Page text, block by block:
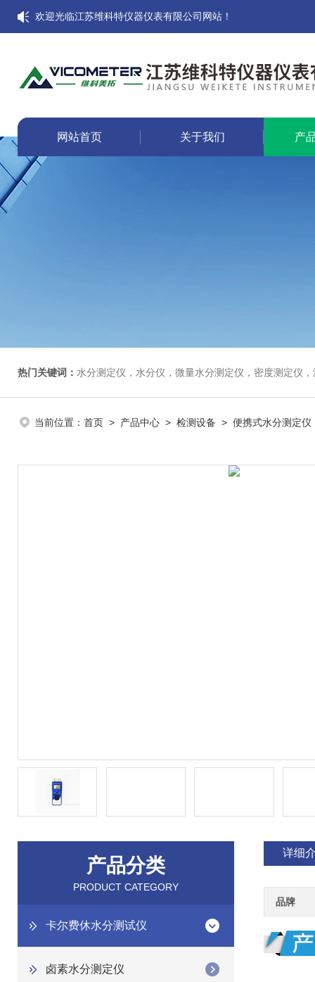
欢迎光临江苏维科特仪器仪表有限公司网站！
网站首页 关于我们 产
热门关键词： 水分测定仪，水分仪，微量水分测定仪，密度测定仪
当前位置： 首页 > 产品中心 > 检测设备 > 便携式水分测定仪
产品分类
PRODUCT CATEGORY
卡尔费休水分测试仪
卤素水分测定仪
详细
品牌